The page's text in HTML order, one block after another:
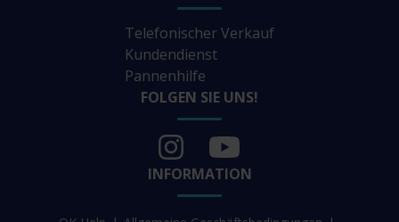
Telefonischer Verkauf
Kundendienst
Pannenhilfe
FOLGEN SIE UNS!
INFORMATION